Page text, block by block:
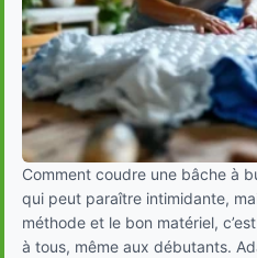
Comment coudre une bâche à
qui peut paraître intimidante,
méthode et le bon matériel,
à tous, même aux débutants.